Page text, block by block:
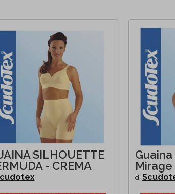
SILHOUETTE
- CREMA
di